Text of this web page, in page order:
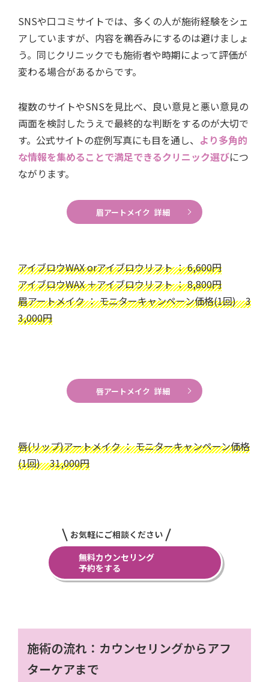
SNSや口コミサイトでは、多くの人が施術経験をシェ
アしていますが、内容を鵜呑みにするのは避けましょ
う。同じクリニックでも施術者や時期によって評価が
変わる場合があるからです。
複数のサイトやSNSを見比べ、良い意見と悪い意見の
両面を検討したうえで最終的な判断をするのが大切で
す。公式サイトの症例写真にも目を通し、 より多角的
な情報を集めることで満足できるクリニック選びにつ
ながります。
眉アートメイク 詳細
アイブロウWAX orアイブロウリフト ： 6,600円
アイブロウWAX ＋アイブロウリフト ： 8,800円
眉アートメイク ： モニターキャンペーン価格(1回) 3
3,000円
唇アートメイク 詳細
唇(リップ)アートメイク ： モニターキャンペーン価格
(1回) 31,000円
お気軽にご相談ください
無料カウンセリング
予約をする
施術の流れ：カウンセリングからアフ
ターケアまで